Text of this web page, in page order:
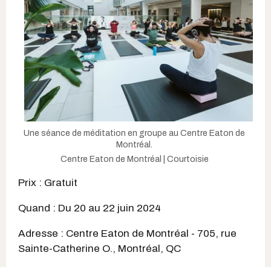
Une séance de méditation en groupe au Centre Eaton de
Montréal.
Centre Eaton de Montréal | Courtoisie
Prix : Gratuit
Quand : Du 20 au 22 juin 2024
Adresse : Centre Eaton de Montréal - 705, rue
Sainte-Catherine O., Montréal, QC